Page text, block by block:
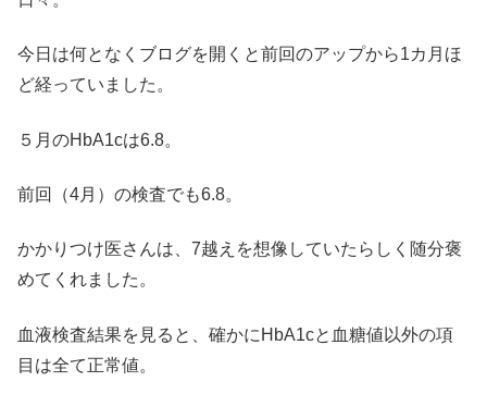
今日は何となくブログを開くと前回のアップから1カ月ほ
ど経っていました。
５月のHbA1cは6.8。
前回（4月）の検査でも6.8。
かかりつけ医さんは、7越えを想像していたらしく随分褒
めてくれました。
血液検査結果を見ると、確かにHbA1cと血糖値以外の項
目は全て正常値。